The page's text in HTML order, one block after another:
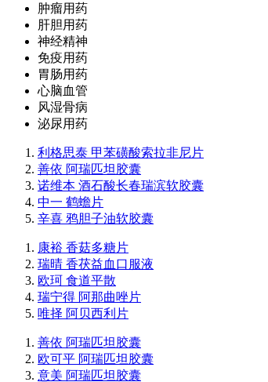
肿瘤用药
肝胆用药
神经精神
免疫用药
胃肠用药
心脑血管
风湿骨病
泌尿用药
利格思泰 甲苯磺酸索拉非尼片
善依 阿瑞匹坦胶囊
诺维本 酒石酸长春瑞滨软胶囊
中一 鹤蟾片
辛喜 鸦胆子油软胶囊
康裕 香菇多糖片
瑞晴 香茯益血口服液
欧珂 食道平散
瑞宁得 阿那曲唑片
唯择 阿贝西利片
善依 阿瑞匹坦胶囊
欧可平 阿瑞匹坦胶囊
意美 阿瑞匹坦胶囊